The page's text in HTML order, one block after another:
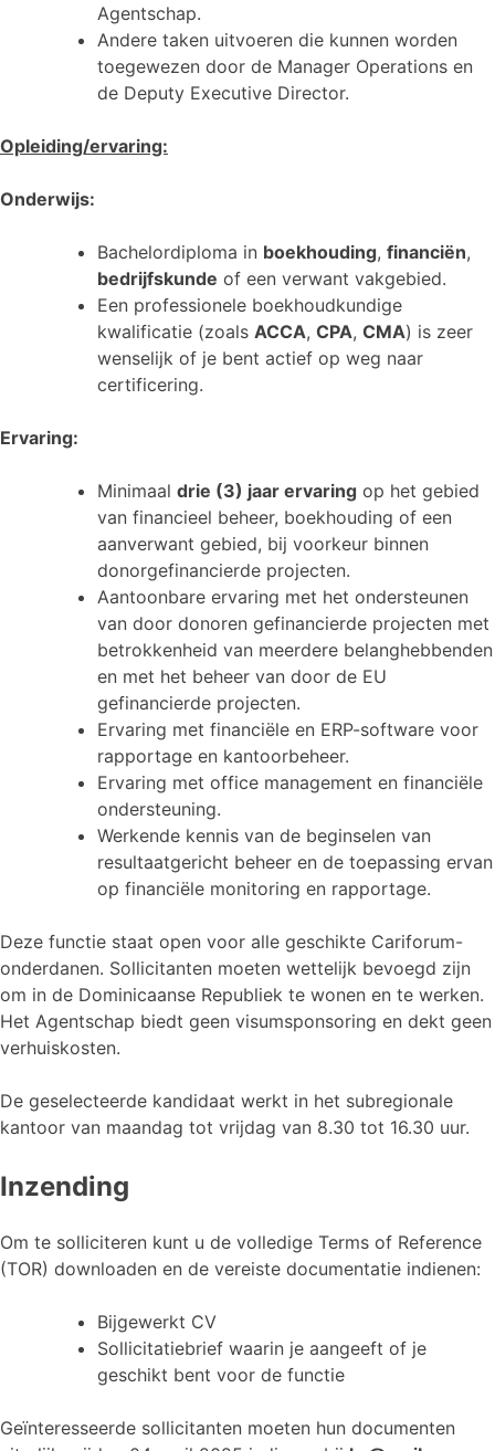
Agentschap.
Andere taken uitvoeren die kunnen worden
toegewezen door de Manager Operations en
de Deputy Executive Director.
Opleiding/ervaring:
Onderwijs:
Bachelordiploma in boekhouding, financiën,
bedrijfskunde of een verwant vakgebied.
Een professionele boekhoudkundige
kwalificatie (zoals ACCA, CPA, CMA) is zeer
wenselijk of je bent actief op weg naar
certificering.
Ervaring:
Minimaal drie (3) jaar ervaring op het gebied
van financieel beheer, boekhouding of een
aanverwant gebied, bij voorkeur binnen
donorgefinancierde projecten.
Aantoonbare ervaring met het ondersteunen
van door donoren gefinancierde projecten met
betrokkenheid van meerdere belanghebbenden
en met het beheer van door de EU
gefinancierde projecten.
Ervaring met financiële en ERP-software voor
rapportage en kantoorbeheer.
Ervaring met office management en financiële
ondersteuning.
Werkende kennis van de beginselen van
resultaatgericht beheer en de toepassing ervan
op financiële monitoring en rapportage.
Deze functie staat open voor alle geschikte Cariforum-
onderdanen. Sollicitanten moeten wettelijk bevoegd zijn
om in de Dominicaanse Republiek te wonen en te werken.
Het Agentschap biedt geen visumsponsoring en dekt geen
verhuiskosten.
De geselecteerde kandidaat werkt in het subregionale
kantoor van maandag tot vrijdag van 8.30 tot 16.30 uur.
Inzending
Om te solliciteren kunt u de volledige Terms of Reference
(TOR) downloaden en de vereiste documentatie indienen:
Bijgewerkt CV
Sollicitatiebrief waarin je aangeeft of je
geschikt bent voor de functie
Geïnteresseerde sollicitanten moeten hun documenten